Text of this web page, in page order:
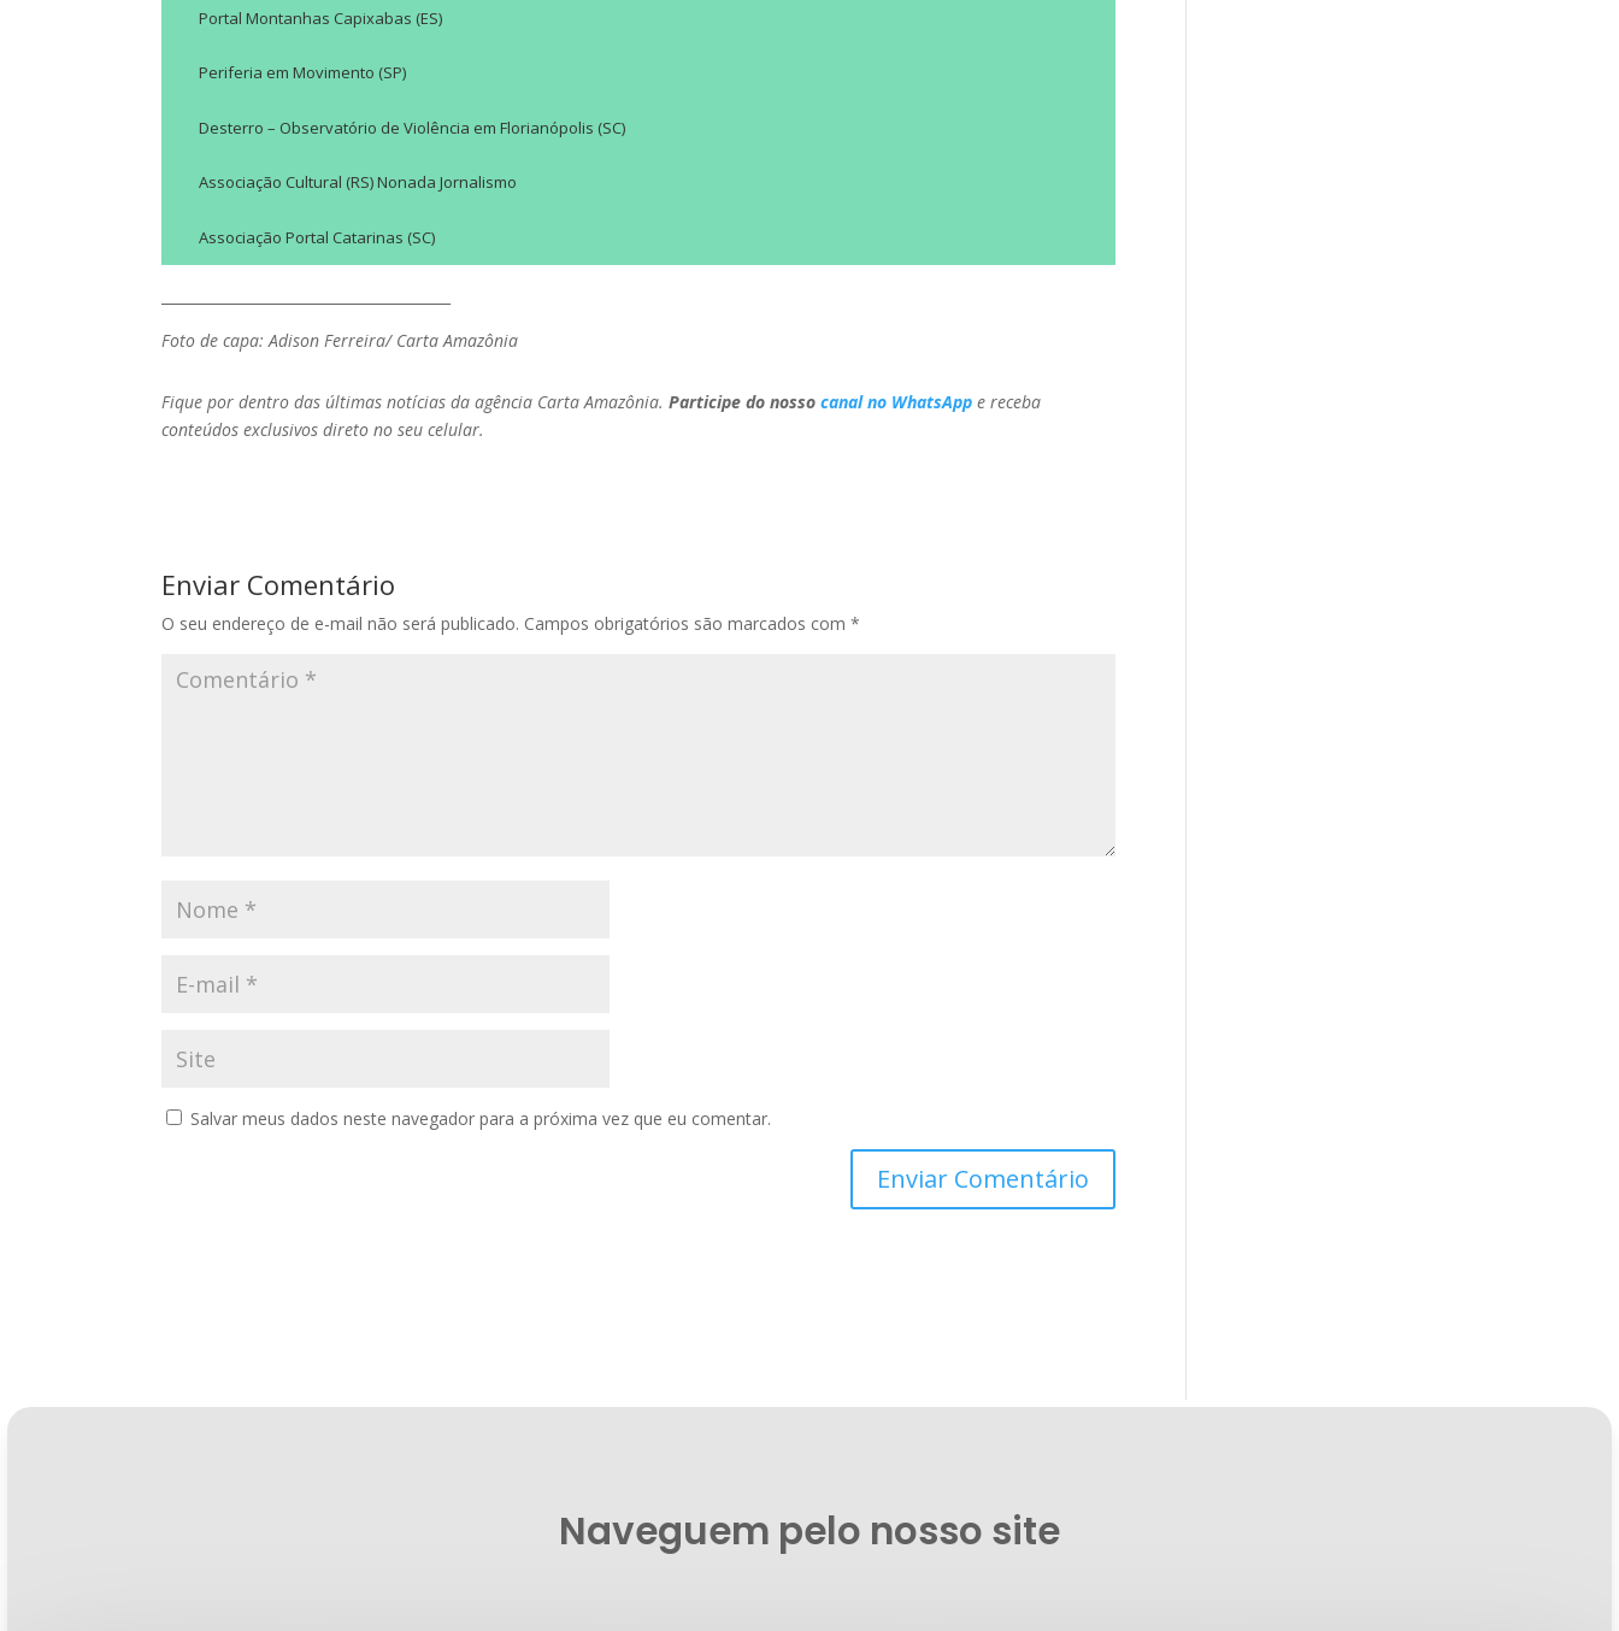
Portal Montanhas Capixabas (ES)
Periferia em Movimento (SP)
Desterro – Observatório de Violência em Florianópolis (SC)
Associação Cultural (RS) Nonada Jornalismo
Associação Portal Catarinas (SC)
Foto de capa: Adison Ferreira/ Carta Amazônia
Fique por dentro das últimas notícias da agência Carta Amazônia. Participe do nossocanal no WhatsAppe receba
conteúdos exclusivos direto no seu celular.
Enviar Comentário
O seu endereço de e-mail não será publicado. Campos obrigatórios são marcados com*
Salvar meus dados neste navegador para a próxima vez que eu comentar.
Naveguem pelo nosso site